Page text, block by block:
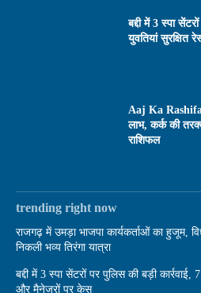
बद्दी में 3 स्पा
युवतियां
Aaj Ka
लाभ, कर्क की
राशिफल
trending right now
राजगढ़ में उमड़ा भाजपा कार्यकर्ताओं का हुजूम,
निकली भव्य तिरंगा यात्रा
बद्दी में 3 स्पा सेंटरों पर पुलिस की बड़ी
और मैनेजरों पर केस